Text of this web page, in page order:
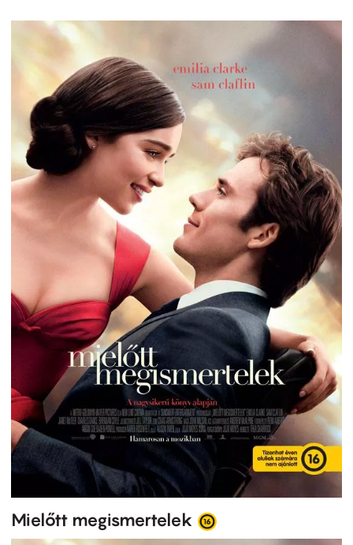
Mielőtt megismertelek